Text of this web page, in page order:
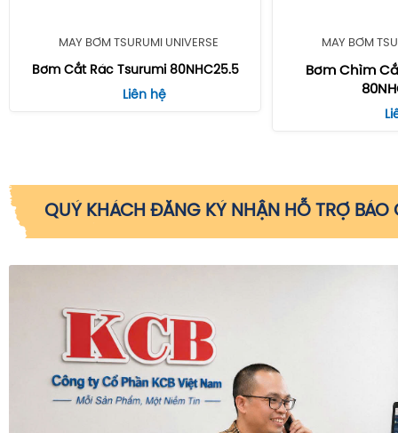
MÁY BƠM TSURUMI UNIVERSE
Bơm Cắt Rác Tsurumi 80NHC25.5
Liên hệ
MÁY BƠM
Bơm Chìm
QUÝ KHÁCH ĐĂNG KÝ NHẬN HỖ TRỢ BÁO